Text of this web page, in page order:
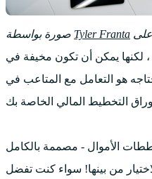
Tyler Franta
، لكنها يمكن أن تكون مخيفة في
هو التعامل مع المتاعب في
الأموال - مصممة بالكامل
من بينها! سواء كنت تفضل